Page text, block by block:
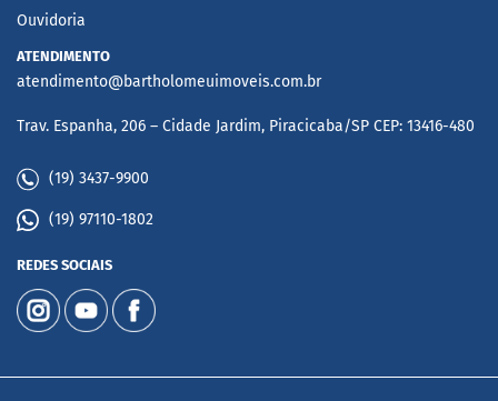
Ouvidoria
ATENDIMENTO
atendimento@bartholomeuimoveis.com.br
Trav. Espanha, 206 – Cidade Jardim, Piracicaba/SP CEP: 13416-480
(19) 3437-9900
(19) 97110-1802
REDES SOCIAIS